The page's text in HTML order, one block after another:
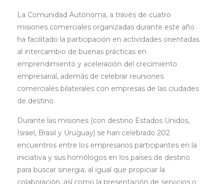
La Comunidad Autónoma, a través de cuatro
misiones comerciales organizadas durante este año
ha facilitado la participación en actividades orientadas
al intercambio de buenas prácticas en
emprendimiento y aceleración del crecimiento
empresarial, además de celebrar reuniones
comerciales bilaterales con empresas de las ciudades
de destino.
Durante las misiones (con destino Estados Unidos,
Israel, Brasil y Uruguay) se han celebrado 202
encuentros entre los empresarios participantes en la
iniciativa y sus homólogos en los países de destino
para buscar sinergia, al igual que propiciar la
colaboración, así como la presentación de servicios o